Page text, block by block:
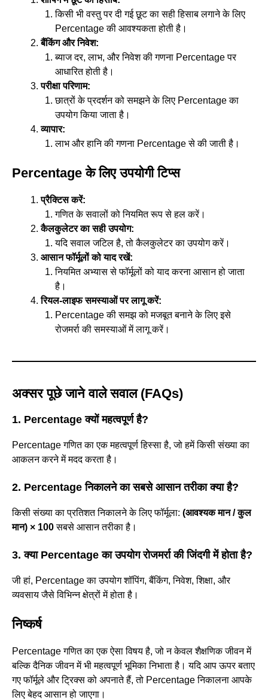
किसी भी वस्तु पर दी गई छूट का सही हिसाब लगाने के लिए
Percentage की आवश्यकता होती है।
बैंकिंग और निवेश:
ब्याज दर, लाभ, और निवेश की गणना Percentage पर
आधारित होती है।
परीक्षा परिणाम:
छात्रों के प्रदर्शन को समझने के लिए Percentage का
उपयोग किया जाता है।
व्यापार:
लाभ और हानि की गणना Percentage से की जाती है।
Percentage के लिए उपयोगी टिप्स
प्रैक्टिस करें:
गणित के सवालों को नियमित रूप से हल करें।
कैलकुलेटर का सही उपयोग:
यदि सवाल जटिल है, तो कैलकुलेटर का उपयोग करें।
आसान फॉर्मूलों को याद रखें:
नियमित अभ्यास से फॉर्मूलों को याद करना आसान हो जाता
है।
रियल-लाइफ समस्याओं पर लागू करें:
Percentage की समझ को मजबूत बनाने के लिए इसे
रोजमर्रा की समस्याओं में लागू करें।
अक्सर पूछे जाने वाले सवाल (FAQs)
1. Percentage क्यों महत्वपूर्ण है?
Percentage गणित का एक महत्वपूर्ण हिस्सा है, जो हमें किसी संख्या का
आकलन करने में मदद करता है।
2. Percentage निकालने का सबसे आसान तरीका क्या है?
किसी संख्या का प्रतिशत निकालने के लिए फॉर्मूला: (आवश्यक मान / कुल
मान) × 100सबसे आसान तरीका है।
3. क्या Percentage का उपयोग रोजमर्रा की जिंदगी में होता है?
जी हां, Percentage का उपयोग शॉपिंग, बैंकिंग, निवेश, शिक्षा, और
व्यवसाय जैसे विभिन्न क्षेत्रों में होता है।
निष्कर्ष
Percentage गणित का एक ऐसा विषय है, जो न केवल शैक्षणिक जीवन में
बल्कि दैनिक जीवन में भी महत्वपूर्ण भूमिका निभाता है। यदि आप ऊपर बताए
गए फॉर्मूले और ट्रिक्स को अपनाते हैं, तो Percentage निकालना आपके
लिए बेहद आसान हो जाएगा।